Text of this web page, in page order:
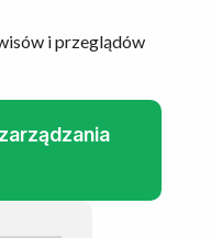
i przeglądów